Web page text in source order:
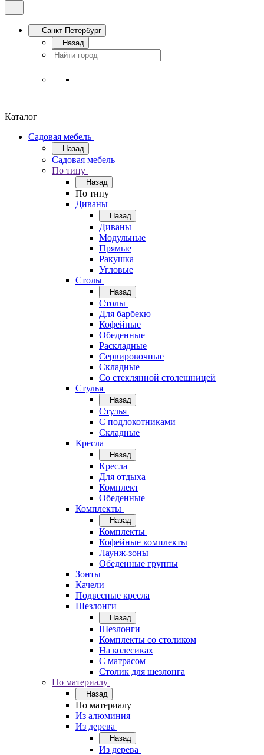
Санкт-Петербург
Назад
Каталог
Садовая мебель
Назад
Садовая мебель
По типу
Назад
По типу
Диваны
Назад
Диваны
Модульные
Прямые
Ракушка
Угловые
Столы
Назад
Столы
Для барбекю
Кофейные
Обеденные
Раскладные
Сервировочные
Складные
Со стеклянной столешницей
Стулья
Назад
Стулья
С подлокотниками
Складные
Кресла
Назад
Кресла
Для отдыха
Комплект
Обеденные
Комплекты
Назад
Комплекты
Кофейные комплекты
Лаунж-зоны
Обеденные группы
Зонты
Качели
Подвесные кресла
Шезлонги
Назад
Шезлонги
Комплекты со столиком
На колесиках
С матрасом
Столик для шезлонга
По материалу
Назад
По материалу
Из алюминия
Из дерева
Назад
Из дерева